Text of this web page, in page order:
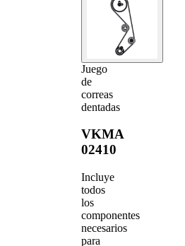
Juego
de
correas
dentadas
VKMA
02410
Incluye
todos
los
componentes
necesarios
para